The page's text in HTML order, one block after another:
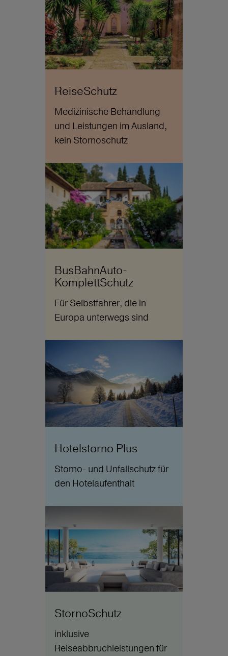
ReiseSchutz
Medizinische Behandlung
und Leistungen im Ausland,
kein Stornoschutz
BusBahnAuto-
KomplettSchutz
Für Selbstfahrer, die in
Europa unterwegs sind
Hotelstorno Plus
Storno- und Unfallschutz für
den Hotelaufenthalt
StornoSchutz
inklusive
Reiseabbruchleistungen für